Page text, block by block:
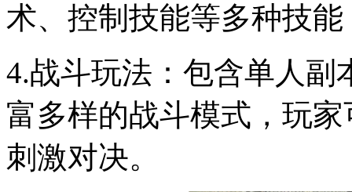
术、控制技能等多种技
4.战斗玩法：包含单人副
富多样的战斗模式，玩
刺激对决。